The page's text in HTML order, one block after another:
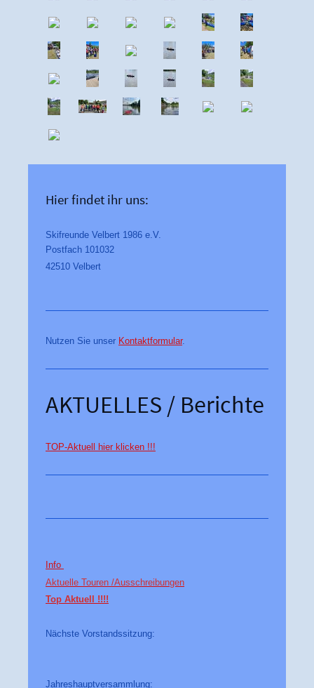
Hier findet ihr uns:
Skifreunde Velbert 1986 e.V.
Postfach 101032
42510 Velbert
Nutzen Sie unser Kontaktformular.
AKTUELLES / Berichte
TOP-Aktuell hier klicken !!!
Info
Aktuelle Touren /Ausschreibungen
Top Aktuell !!!!
Nächste Vorstandssitzung:
Jahreshauptversammlung: